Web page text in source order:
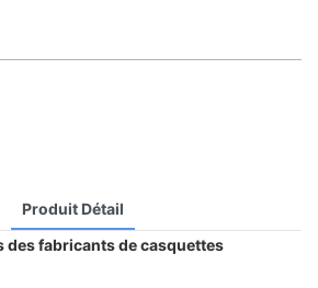
Produit Détail
des fabricants de casquettes